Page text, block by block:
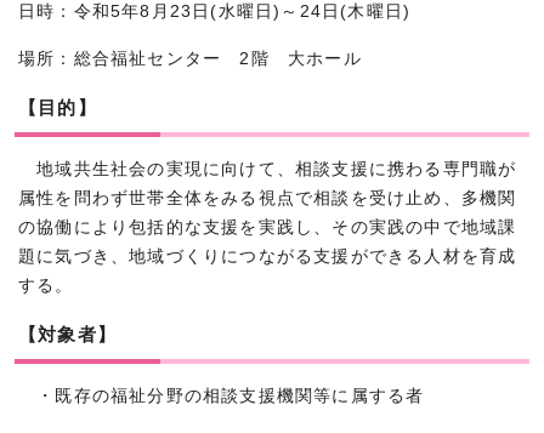
日時：令和5年8月23日(水曜日)～24日(木曜日)
場所：総合福祉センター 2階 大ホール
【目的】
地域共生社会の実現に向けて、相談支援に携わる専門職が
属性を問わず世帯全体をみる視点で相談を受け止め、多機関
の協働により包括的な支援を実践し、その実践の中で地域課
題に気づき、地域づくりにつながる支援ができる人材を育成
する。
【対象者】
・既存の福祉分野の相談支援機関等に属する者